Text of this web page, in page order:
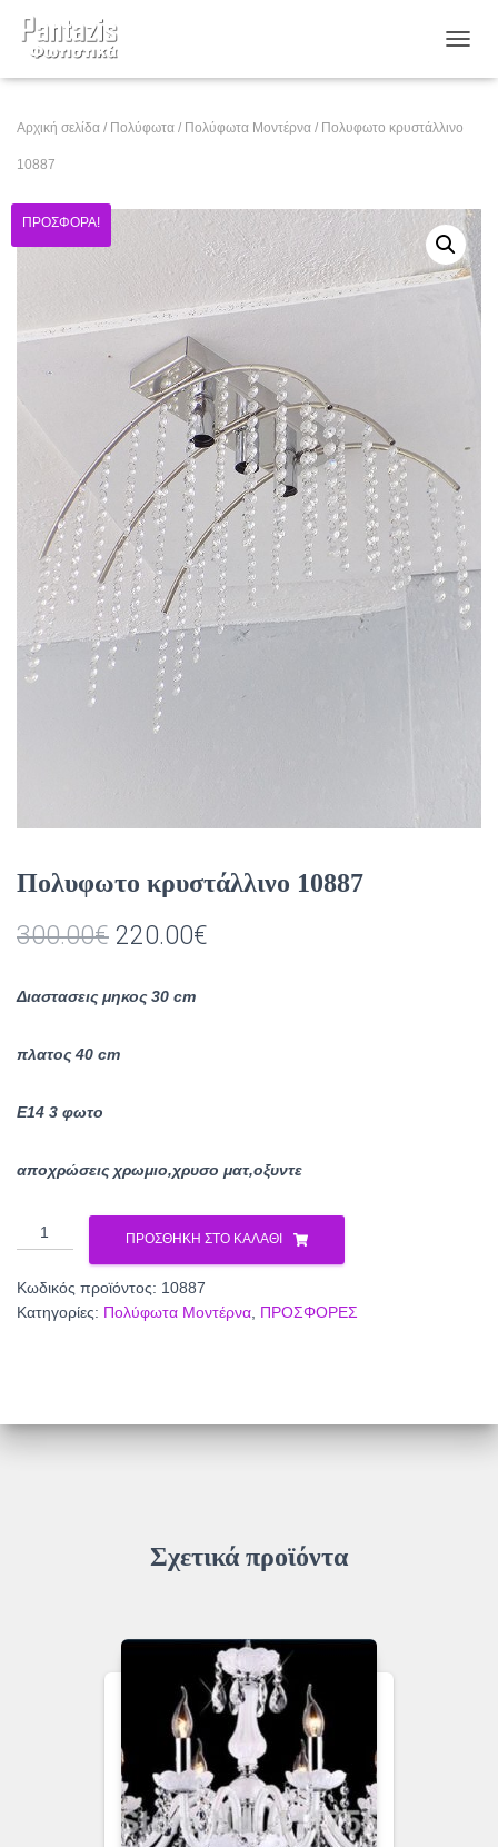
Αρχική σελίδα / Πολύφωτα / Πολύφωτα Μοντέρνα / Πολυφωτο κρυστάλλινο
10887
ΠΡΟΣΦΟΡΆ!
Πολυφωτο κρυστάλλινο 10887
300.00€ Original
300.00€.
220.00€
Διαστασεις μηκος 30 cm
πλατος 40 cm
E14 3 φωτο
αποχρώσεις χρωμιο,χρυσο ματ,οξυντε
Πολυφωτο
κρυστάλλινο
ποσότητα
ΠΡΟΣΘΉΚΗ ΣΤΟ ΚΑΛΆΘΙ
Κωδικός προϊόντος: 10887
Κατηγορίες: Πολύφωτα Μοντέρνα ΠΡΟΣΦΟΡΕΣ
Σχετικά προϊόντα